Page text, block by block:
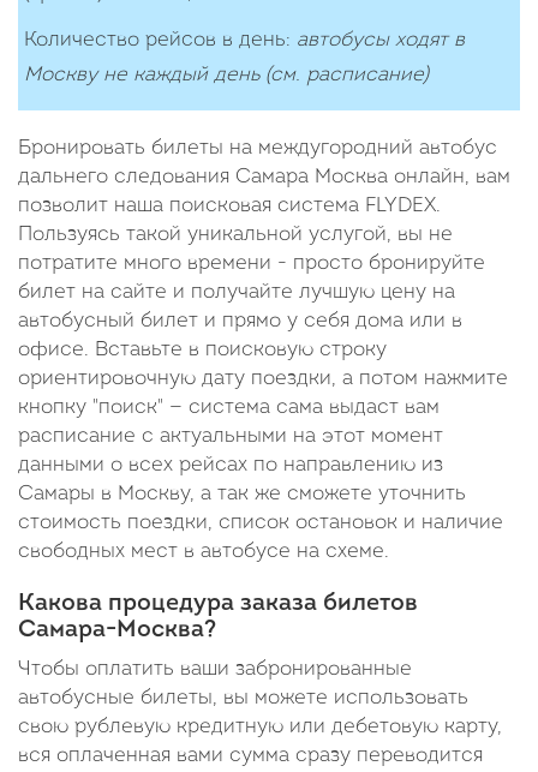
Количество рейcов в день: автобусы ходят в
Москву не каждый день (см. расписание)
Бронировать билеты на междугородний автобус
дальнего следования Самара Москва онлайн, вам
позволит наша поисковая система FLYDEX.
Пользуясь такой уникальной услугой, вы не
потратите много времени - просто бронируйте
билет на сайте и получайте лучшую цену на
автобусный билет и прямо у себя дома или в
офисе. Вставьте в поисковую строку
ориентировочную дату поездки, а потом нажмите
кнопку "поиск" — система сама выдаст вам
расписание с актуальными на этот момент
данными о всех рейсах по направлению из
Самары в Москву, а так же сможете уточнить
стоимость поездки, список остановок и наличие
свободных мест в автобусе на схеме.
Какова процедура заказа билетов
Самара-Москва?
Чтобы оплатить ваши забронированные
автобусные билеты, вы можете использовать
свою рублевую кредитную или дебетовую карту,
вся оплаченная вами сумма сразу переводится